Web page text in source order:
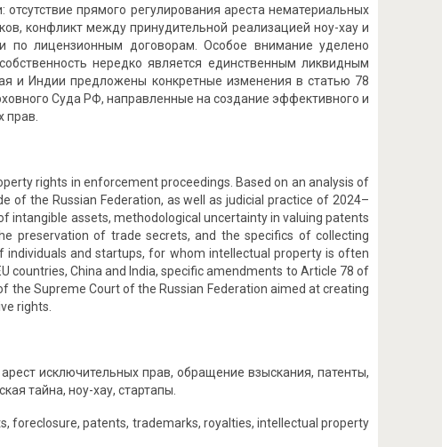
прямого регулирования ареста нематериальных
конфликт между принудительной реализацией ноу-хау и
по лицензионным договорам. Особое внимание уделено
нередко является единственным ликвидным
и Индии предложены конкретные изменения в статью 78
Суда РФ, направленные на создание эффективного и
прав.
rights in enforcement proceedings. Based on an analysis of
of the Russian Federation, as well as judicial practice of 2024–
intangible assets, methodological uncertainty in valuing patents
preservation of trade secrets, and the specifics of collecting
and startups, for whom intellectual property is often
countries, China and India, specific amendments to Article 78 of
the Supreme Court of the Russian Federation aimed at creating
rights.
исключительных прав, обращение взыскания, патенты,
тайна, ноу-хау, стартапы.
foreclosure, patents, trademarks, royalties, intellectual property